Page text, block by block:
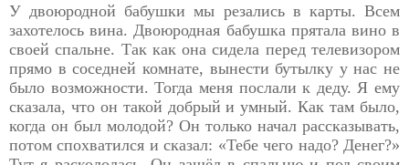
У двоюродной бабушки мы резались в карты. Всем
захотелось вина. Двоюродная бабушка прятала вино в
своей спальне. Так как она сидела перед телевизором
прямо в соседней комнате, вынести бутылку у нас не
было возможности. Тогда меня послали к деду. Я ему
сказала, что он такой добрый и умный. Как там было,
когда он был молодой? Он только начал рассказывать,
потом спохватился и сказал: «Тебе чего надо? Денег?»